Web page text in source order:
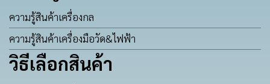
ความรู้สินค้าเครื่องกล
ความรู้สินค้าเครื่องมือวัด&ไฟฟ้า
วิธีเลือกสินค้า